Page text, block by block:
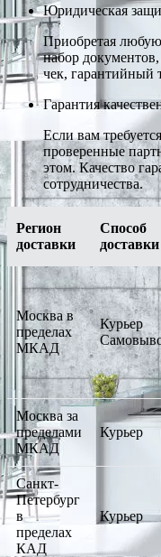
Юридическая
Приобретая
набор
чек, гарантийный
Гарантия
Если вам
проверенные
этом. Качество
сотрудничества.
Регион
доставки
Способ
доставки
Москва в
пределах
МКАД
Курьер
Москва за
пределами
МКАД
Курьер
Санкт-
Петербург
в
пределах
КАД
Курьер